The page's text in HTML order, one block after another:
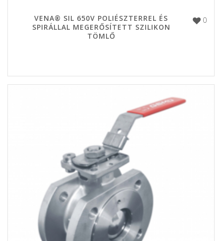
0
VENA® SIL 650V POLIÉSZTERREL ÉS
SPIRÁLLAL MEGERŐSÍTETT SZILIKON
TÖMLŐ